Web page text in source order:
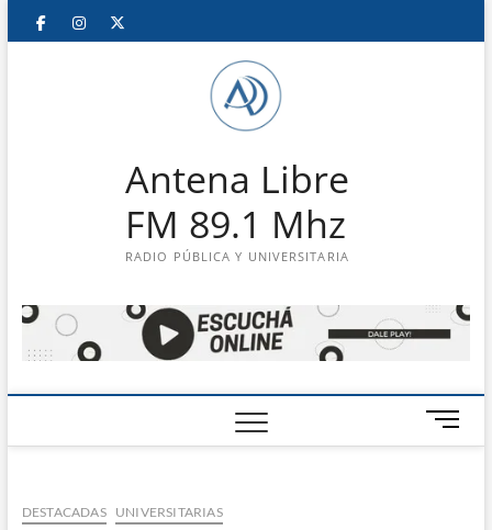
Saltar
FacebookInstagram
Antena Libre
FM 89.1 Mhz
RADIO PÚBLICA Y UNIVERSITARIA
B
o
DESTACADAS UNIVERSITARIAS